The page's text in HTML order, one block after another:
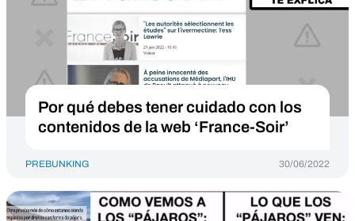
Por qué debes tener cuidado con los
contenidos de la web ‘France-Soir’
PREBUNKING 30/06/2022